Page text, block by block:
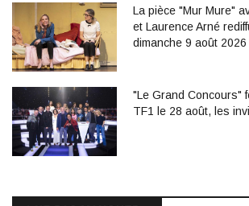
La pièce "Mur Mure"
et Laurence Arné
dimanche 9 août 2026
"Le Grand Concours"
TF1 le 28 août, les